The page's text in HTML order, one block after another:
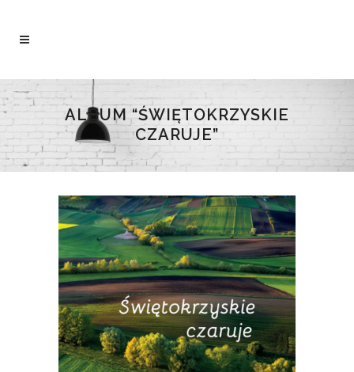
ALBUM “ŚWIĘTOKRZYSKIE
CZARUJE”